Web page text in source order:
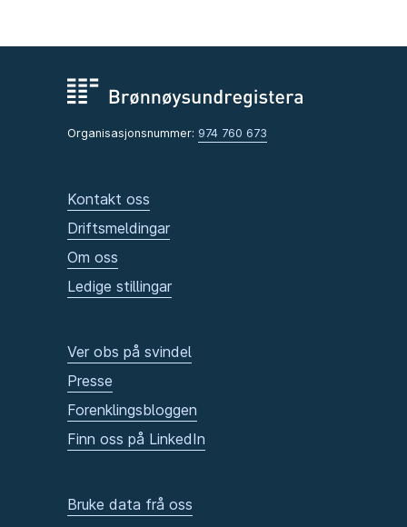
Organisasjonsnummer: 974 760 673
Kontakt oss
Driftsmeldingar
Om oss
Ledige stillingar
Ver obs på svindel
Presse
Forenklingsbloggen
Finn oss på LinkedIn
Bruke data frå oss